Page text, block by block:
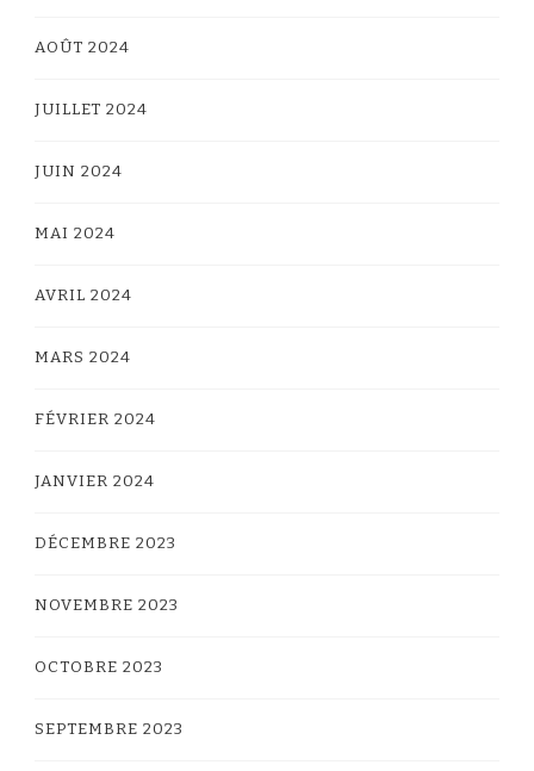
AOÛT 2024
JUILLET 2024
JUIN 2024
MAI 2024
AVRIL 2024
MARS 2024
FÉVRIER 2024
JANVIER 2024
DÉCEMBRE 2023
NOVEMBRE 2023
OCTOBRE 2023
SEPTEMBRE 2023